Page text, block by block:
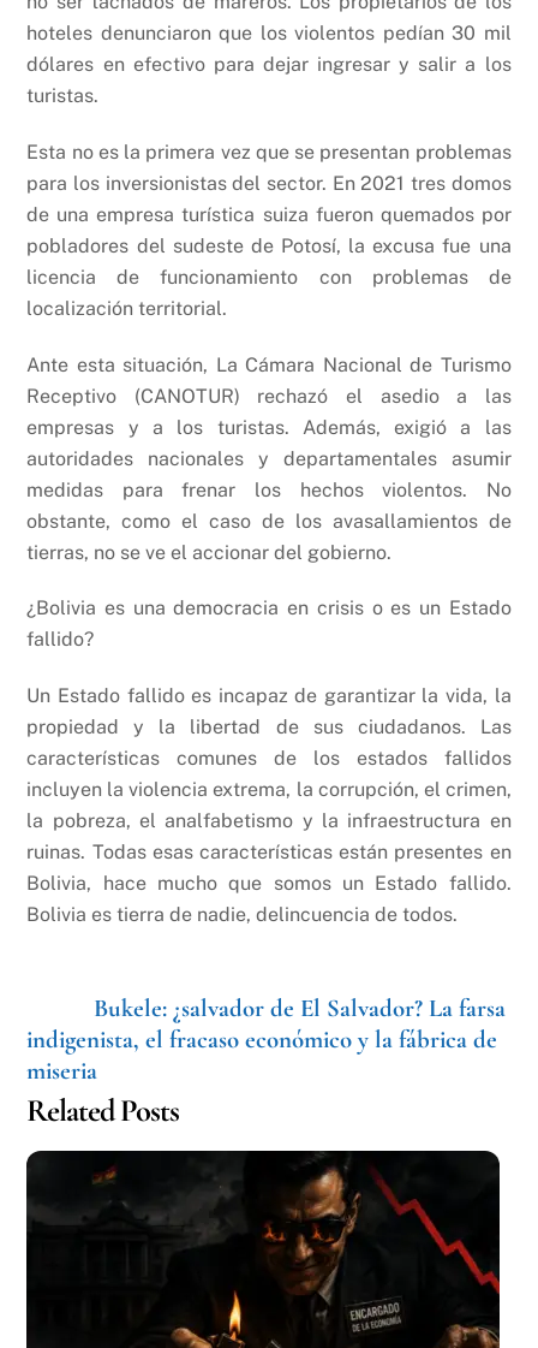
hoteles denunciaron que los violentos pedían 30 mil
dólares en efectivo para dejar ingresar y salir a los
turistas.
Esta no es la primera vez que se presentan problemas
para los inversionistas del sector. En 2021 tres domos
de una empresa turística suiza fueron quemados por
pobladores del sudeste de Potosí, la excusa fue una
licencia de funcionamiento con problemas de
localización territorial.
Ante esta situación, La Cámara Nacional de Turismo
Receptivo (CANOTUR) rechazó el asedio a las
empresas y a los turistas. Además, exigió a las
autoridades nacionales y departamentales asumir
medidas para frenar los hechos violentos. No
obstante, como el caso de los avasallamientos de
tierras, no se ve el accionar del gobierno.
¿Bolivia es una democracia en crisis o es un Estado
fallido?
Un Estado fallido es incapaz de garantizar la vida, la
propiedad y la libertad de sus ciudadanos. Las
características comunes de los estados fallidos
incluyen la violencia extrema, la corrupción, el crimen,
la pobreza, el analfabetismo y la infraestructura en
ruinas. Todas esas características están presentes en
Bolivia, hace mucho que somos un Estado fallido.
Bolivia es tierra de nadie, delincuencia de todos.
Bukele: ¿salvador de El Salvador? La farsa
indigenista, el fracaso económico y la fábrica de
miseria
Related Posts